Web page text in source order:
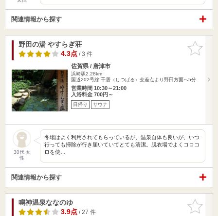
関連情報から探す
お気に入
りに追加
野田の湯 やすらぎ荘
4.3点/ 3 件
佐賀県 / 唐津市
浜崎駅2.28km
国道202号線 干居（しつばる）交差点より野田方面へ5分
営業時間 10:30～21:00
入浴料金 700円～
日帰り サウナ
30代 女
性
冬場はよく利用されてもらっているが、温泉自体も良いが、いつ
行っても掃除が行き届いていてとても清潔。脱衣場でよくコロコ
ロを使…
関連情報から探す
お気に入
りに追加
鳴神温泉ななのゆ
3.9点/ 27 件